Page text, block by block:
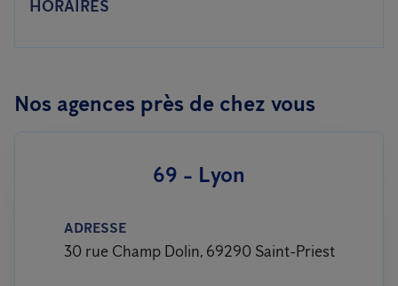
HORAIRES
Nos agences près de chez vous
69 - Lyon
ADRESSE
30 rue Champ Dolin, 69290 Saint-Priest